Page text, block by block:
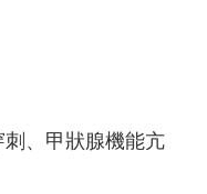
、甲狀腺機能亢